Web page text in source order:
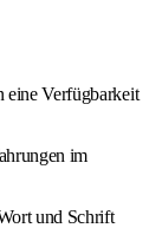
eine Verfügbarkeit
im
und Schrift